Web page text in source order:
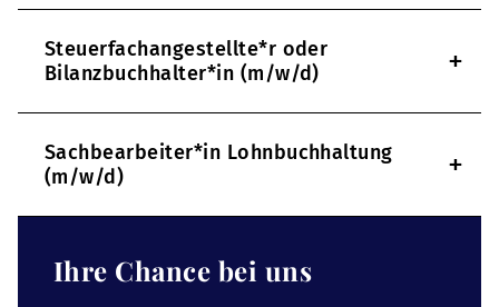
Steuerfachangestellte*r oder
Bilanzbuchhalter*in (m/w/d)
+
Sachbearbeiter*in Lohnbuchhaltung
(m/w/d)
+
Ihre Chance bei uns